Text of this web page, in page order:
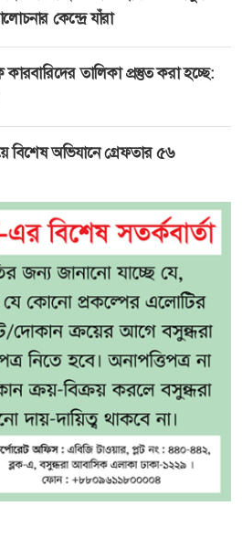
কেন্দ্রে যাঁরা
কারবারিদের তালিকা প্রস্তুত করা হচ্ছে:
বিশেষ অভিযানে গ্রেফতার ৫৬